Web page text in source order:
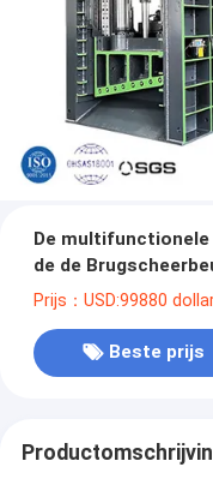
De multifunctionele
de de
Metaal
Prijs：USD:99880
Beste prijs